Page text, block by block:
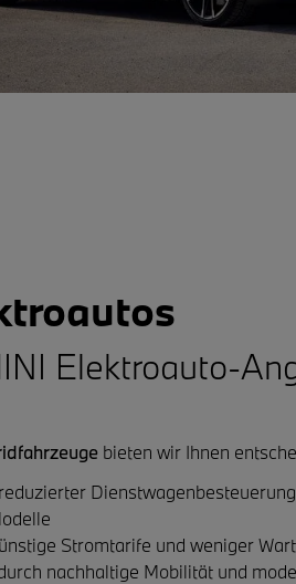
Elektroauto-
bieten wir Ihnen
Stromtarife und weniger
nachhaltige Mobilität und